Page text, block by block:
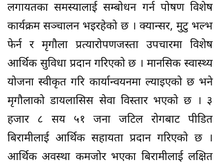
लगायतका समस्यालाई सम्बोधन गर्न पोषण विशेष
कार्यक्रम सञ्चालन भइरहेको छ । क्यान्सर, मुटु भल्भ
फेर्न र मृगौला प्रत्यारोपणजस्ता उपचारमा विशेष
आर्थिक सुविधा प्रदान गरिएको छ । मानसिक स्वास्थ्य
योजना स्वीकृत गरि कार्यान्वयनमा ल्याइएको छ भने
मृगौलाको डायलासिस सेवा विस्तार भएको छ । ३
हजार ८ सय ५१ जना जटिल रोगबाट पीडित
बिरामीलाई आर्थिक सहायता प्रदान गरिएको छ ।
आर्थिक अवस्था कमजोर भएका बिरामीलाई लक्षित